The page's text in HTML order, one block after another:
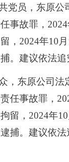
员，东原公
事故罪，
，2024年10
。建议依法追
东原公司法
任事故罪，
留，2024年
捕。建议依